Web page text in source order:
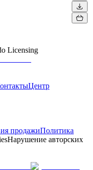
Licensing
Центр
продажиПолитика
Нарушение авторских